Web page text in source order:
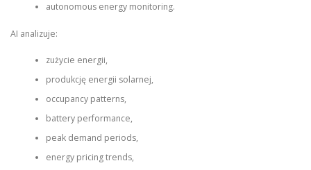
autonomous energy monitoring.
AI analizuje:
zużycie energii,
produkcję energii solarnej,
occupancy patterns,
battery performance,
peak demand periods,
energy pricing trends,